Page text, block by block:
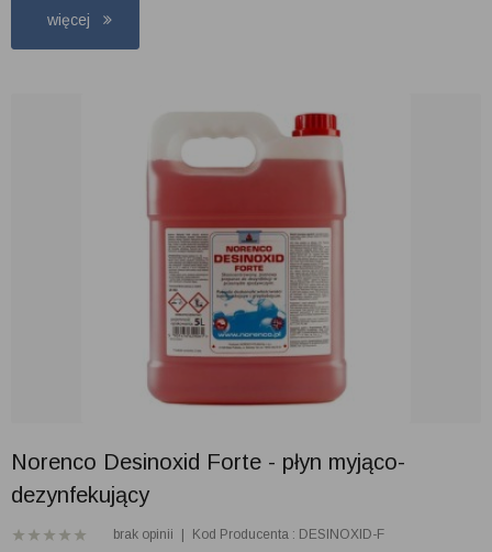
więcej
Norenco Desinoxid Forte - płyn myjąco-
dezynfekujący
brak opinii Kod Producenta : DESINOXID-F